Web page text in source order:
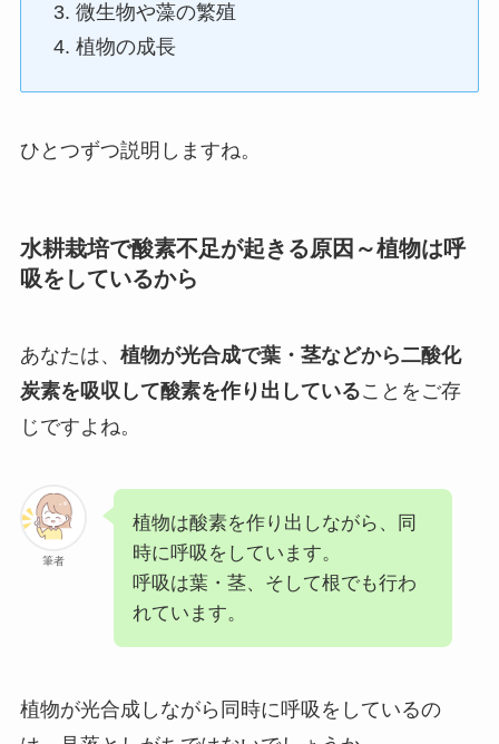
微生物や藻の繁殖
植物の成長
ひとつずつ説明しますね。
水耕栽培で酸素不足が起きる原因～植物は呼
吸をしているから
あなたは、 植物が光合成で葉・茎などから二酸化
炭素を吸収して酸素を作り出していることをご存
じですよね。
筆者
植物は酸素を作り出しながら、同
時に呼吸をしています。
呼吸は葉・茎、そして根でも行わ
れています。
植物が光合成しながら同時に呼吸をしているの